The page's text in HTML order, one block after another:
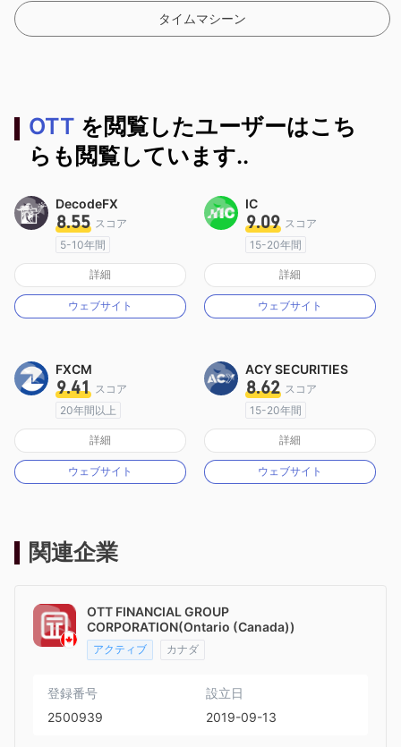
タイムマシーン
OTT を閲覧したユーザーはこち
らも閲覧しています..
DecodeFX
8.55 スコア
5-10年間
オーストラリア規制
マーケットメイキングライセンス（MM）
MT4フルライセンス
詳細
ウェブサイト
IC
9.09 スコア
15-20年間
オーストラリア規制
マーケットメイキングライセンス（MM）
MT4フルライセンス
詳細
ウェブサイト
FXCM
9.41 スコア
20年間以上
オーストラリア規制
マーケットメイキングライセンス（MM）
MT4フルライセンス
詳細
ウェブサイト
ACY SECURITIES
8.62 スコア
15-20年間
オーストラリア規制
マーケットメイキングライセンス（MM）
MT4フルライセンス
詳細
ウェブサイト
関連企業
OTT FINANCIAL GROUP
CORPORATION(Ontario (Canada))
アクティブ カナダ
登録番号
2500939
設立日
2019-09-13